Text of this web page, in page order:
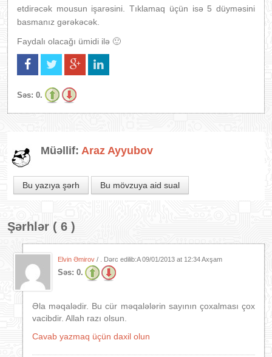
etdirəcək mousun işarəsini. Tıklamaq üçün isə 5 düyməsini
basmanız gərəkəcək.
Faydalı olacağı ümidi ilə 🙂
Səs: 0.
Müəllif: Araz Ayyubov
Bu yazıya şərh Bu mövzuya aid sual
Şərhlər ( 6 )
Elvin Əmirov / . Dərc edilib:A09/01/2013 at 12:34 Axşam
Səs: 0.
Əla məqalədir. Bu cür məqalələrin sayının çoxalması çox
vacibdir. Allah razı olsun.
Cavab yazmaq üçün daxil olun